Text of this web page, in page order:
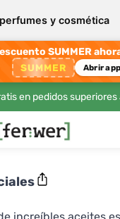
y cosmética
SUMMER
SUMMER Abrir app
en pedidos superiores